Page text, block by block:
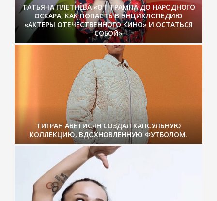
ТАТЬЯНА ПЛЕТНЁВА «ОТ ТРАМПА ДО НАРОДНОГО
ОСКАРА, КАК ПОПАСТЬ В ЭНЦИКЛОПЕДИЮ
«АКТЕРЫ ОТЕЧЕСТВЕННОГО КИНО» И ОСТАТЬСЯ
СОБОЙ»
ТИГРАН АВЕТИСЯН СОЗДАЛ КАПСУЛЬНУЮ
КОЛЛЕКЦИЮ, ВДОХНОВЛЕННУЮ ФУТБОЛОМ.